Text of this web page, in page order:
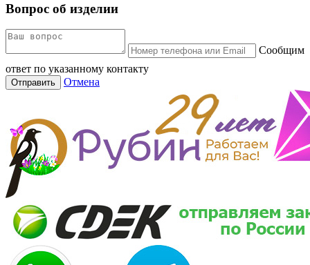
Вопрос об изделии
Сообщим
ответ по указанному контакту
Отправить Отмена